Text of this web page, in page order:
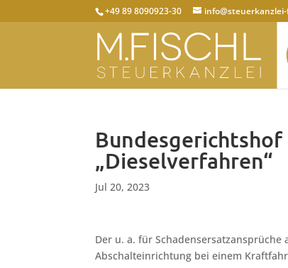
+49 89 8090923-30
„Dieselverfahren“
Jul 20, 2023
Der u. a. für
Abschalteinrichtung bei einem